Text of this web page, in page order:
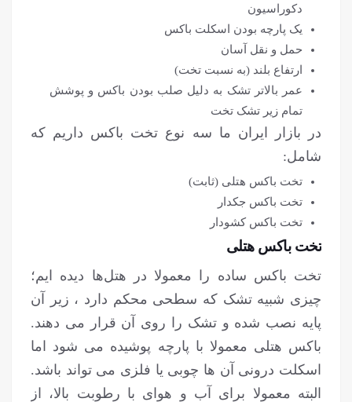
دکوراسیون
یک پارچه بودن اسکلت باکس
حمل و نقل آسان
ارتفاع بلند (به نسبت تخت)
عمر بالاتر تشک به دلیل صلب بودن باکس و پوشش
تمام زیر تشک تخت
در بازار ایران ما سه نوع تخت باکس داریم که
شامل:
تخت باکس هتلی (ثابت)
تخت باکس جکدار
تخت باکس کشودار
تخت باکس هتلی
تخت باکس ساده را معمولا در هتل‌ها دیده ایم؛
چیزی شبیه تشک که سطحی محکم دارد ، زیر آن
پایه نصب شده و تشک را روی آن قرار می دهند.
باکس هتلی معمولا با پارچه پوشیده می شود اما
اسکلت درونی آن ها چوبی یا فلزی می تواند باشد.
البته معمولا برای آب و هوای با رطوبت بالا، از